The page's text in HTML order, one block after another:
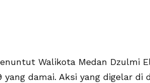
Walikota Medan Dzulmi
damai. Aksi yang digelar di